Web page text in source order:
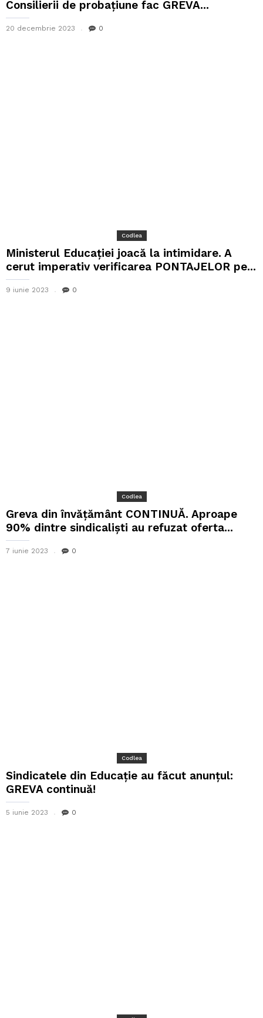
Consilierii de probațiune fac GREVA...
20 decembrie 2023 0
Codlea
Ministerul Educației joacă la intimidare. A
cerut imperativ verificarea PONTAJELOR pe...
9 iunie 2023 0
Codlea
Greva din învățământ CONTINUĂ. Aproape
90% dintre sindicaliști au refuzat oferta...
7 iunie 2023 0
Codlea
Sindicatele din Educație au făcut anunțul:
GREVA continuă!
5 iunie 2023 0